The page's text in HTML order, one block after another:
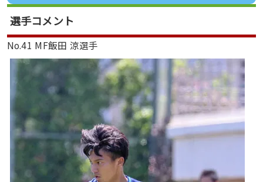
選手コメント
No.41 MF飯田 涼選手